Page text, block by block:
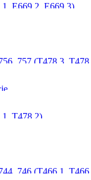
E669.2, E669.3)
757 (T478.3,
T478.2)
746 (T466.1,